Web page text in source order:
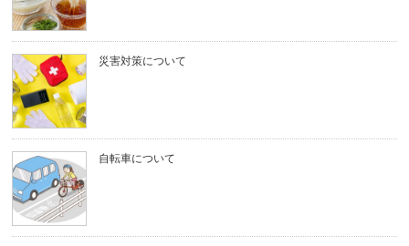
災害対策について
自転車について